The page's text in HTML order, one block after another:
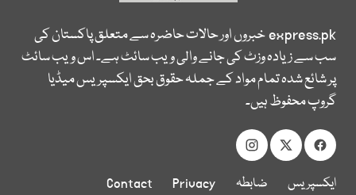
express.pkخبروں اور حالات حاضرہ سے متعلق پاکستان کی
سب سے زیادہ وزٹ کی جانے والی ویب سائٹ ہے۔ اس ویب سائٹ
پر شائع شدہ تمام مواد کے جملہ حقوق بحق ایکسپریس میڈیا
گروپ محفوظ ہیں۔
ایکسپریس
ضابطہ
Privacy
Contact